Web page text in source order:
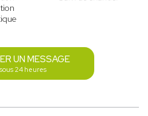
UN MESSAGE
24 heures